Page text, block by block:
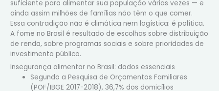
suficiente para alimentar sua população várias vezes — e
ainda assim milhões de famílias não têm o que comer.
Essa contradição não é climática nem logística: é política.
A fome no Brasil é resultado de escolhas sobre distribuição
de renda, sobre programas sociais e sobre prioridades de
investimento público.
Insegurança alimentar no Brasil: dados essenciais
Segundo a Pesquisa de Orçamentos Familiares
(POF/IBGE 2017-2018), 36,7% dos domicílios